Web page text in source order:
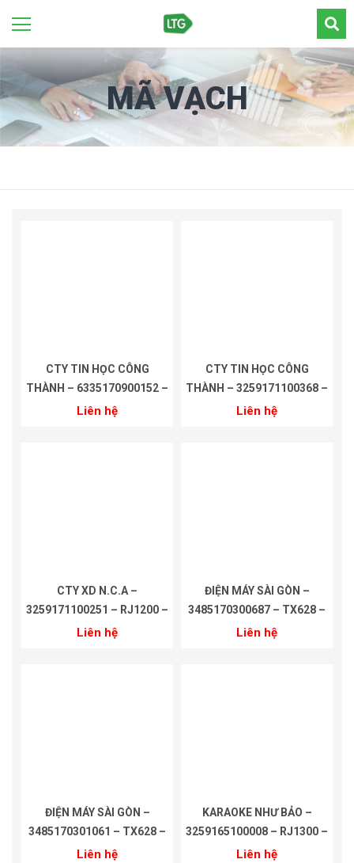
MÃ VẠCH
CTY TIN HỌC CÔNG
THÀNH – 6335170900152 –
RJ4000TID-C – 18 THÁNG
Liên hệ
CTY TIN HỌC CÔNG
THÀNH – 3259171100368 –
RJ1200 – 18 THÁNG
Liên hệ
CTY XD N.C.A –
3259171100251 – RJ1200 –
18 THÁNG
Liên hệ
ĐIỆN MÁY SÀI GÒN –
3485170300687 – TX628 –
18 THÁNG
Liên hệ
ĐIỆN MÁY SÀI GÒN –
3485170301061 – TX628 –
18 THÁNG
Liên hệ
KARAOKE NHƯ BẢO –
3259165100008 – RJ1300 –
18 THÁNG
Liên hệ